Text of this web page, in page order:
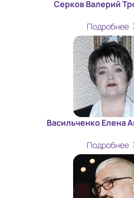
Серков Валерий
Подробнее
Васильченко Елена
Подробнее